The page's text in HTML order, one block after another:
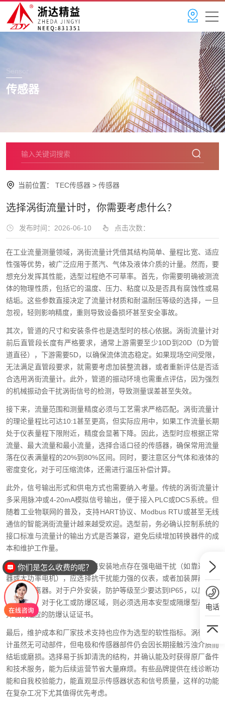
Sensor
传感器
当前位置： TEC传感器 > 传感器
选择涡街流量计时，你需要考虑什么？
发布时间：2026-06-10 点击次数：
在工业流量测量领域，涡街流量计凭借其结构简单、量程比宽、适应
性强等优势，被广泛应用于蒸汽、气体及液体介质的计量。然而，要
想充分发挥其性能，选型过程绝不可草率。首先，你需要明确被测流
体的物理性质，包括它的温度、压力、粘度以及是否具有腐蚀性或易
结垢。这些参数直接决定了流量计材质和耐温耐压等级的选择，一旦
忽视，轻则影响精度，重则导致设备损坏甚至安全事故。
其次，管道的尺寸和安装条件也是选型时的核心依据。涡街流量计对
前后直管段长度有严格要求，通常上游需要至少10D到20D（D为管
道直径），下游需要5D，以确保流体流态稳定。如果现场空间受限，
无法满足直管段要求，就需要考虑加装整流器，或者重新评估是否适
合选用涡街流量计。此外，管道的振动环境也需重点评估，因为强烈
的机械振动会干扰涡街信号的检测，导致测量误差甚至失效。
接下来，流量范围和测量精度必须与工艺需求严格匹配。涡街流量计
的理论量程比可达10:1甚至更高，但实际应用中，如果工作流量长期
处于仪表量程下限附近，精度会显著下降。因此，选型时应根据正常
流量、最大流量和最小流量，选择合适口径的传感器，确保常用流量
落在仪表满量程的20%到80%区间。同时，要注意区分气体和液体的
密度变化，对于可压缩流体，还需进行温压补偿计算。
此外，信号输出形式和供电方式也需要纳入考量。传统的涡街流量计
多采用脉冲或4-20mA模拟信号输出，便于接入PLC或DCS系统。但
随着工业物联网的普及，支持HART协议、Modbus RTU或甚至无线
通信的智能涡街流量计越来越受欢迎。选型前，务必确认控制系统的
接口标准与流量计的输出方式是否兼容，避免后续增加转换器件的成
本和维护工作量。
环境因素同样不可忽略。如果安装地点存在强电磁干扰（如靠近变频
器或大功率电机），应选择抗干扰能力强的仪表，或者加装屏蔽电缆
和信号隔离器。对于户外安装，防护等级至少要达到IP65，以应对雨
水和粉尘；对于化工或防爆区域，则必须选用本安型或隔爆型产品，
并取得相应的防爆认证证书。
最后，维护成本和厂家技术支持也应作为选型的软性指标。涡街流量
计虽然无可动部件，但电极和传感器部件仍会因长期接触污浊介质而
结垢或磨损。选择易于拆卸清洗的结构，并确认能及时获得原厂备件
和技术服务，能为后续运营节省大量麻烦。有些品牌提供在线诊断功
能和自我校验能力，能直观显示传感器状态和信号质量，这样的功能
在复杂工况下尤其值得优先考虑。
电话
你们是怎么收费的呢？